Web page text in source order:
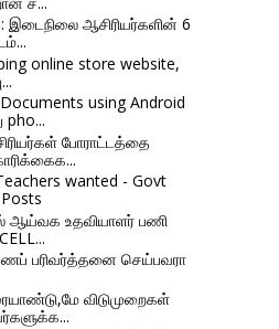
இடைநிலை ஆசிரியர்களின் 6
online store website,
using Android
pho...
போராட்டத்தை
wanted - Govt
ஆய்வக உதவியாளர் பணி
பரிவர்த்தனை செய்பவரா
விடுமுறைகள்